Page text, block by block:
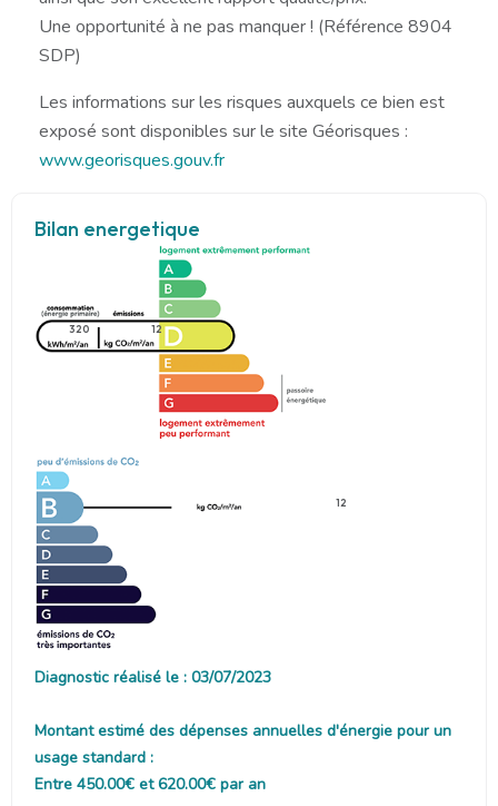
Une opportunité à ne pas manquer ! (Référence 8904
SDP)
Les informations sur les risques auxquels ce bien est
exposé sont disponibles sur le site Géorisques :
www.georisques.gouv.fr
Bilan energetique
320 12
12
Diagnostic réalisé le : 03/07/2023
Montant estimé des dépenses annuelles d'énergie pour un
usage standard :
Entre 450.00€ et 620.00€ par an